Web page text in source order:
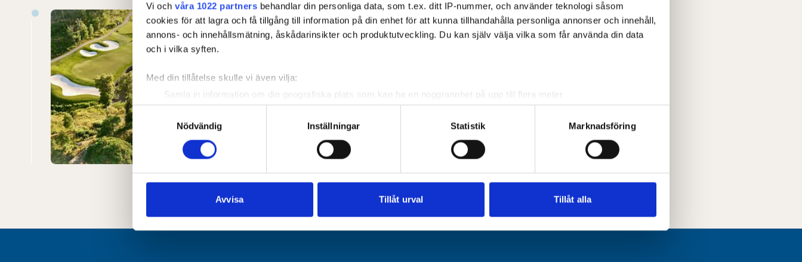
Vi och våra 1022 partners behandlar din personliga data, som t.ex. ditt IP-nummer, och använder teknologi såsom
cookies för att lagra och få tillgång till information på din enhet för att kunna tillhandahålla personliga annonser och innehåll,
annons- och innehållsmätning, åskådarinsikter och produktutveckling. Du kan själv välja vilka som får använda din data
och i vilka syften.
Med din tillåtelse skulle vi även vilja:
Samla in information om din geografiska plats som kan ha en noggrannhet på upp till flera meter
Identifiera din enhet genom att aktivt skanna den för specifika kännetecken (fingeravtryck)
Ta reda på mer om hur dina personliga uppgifter behandlas och ställ in dina preferenser i
detaljsektionen. Du kan ändra
eller dra tillbaka ditt samtycke när som helst från cookie-förklaringen.
sociala medier och analysera vår trafik. Vi vidarebefordrar även sådana identifierare och annan information från din enhet
till de sociala medier och annons- och analysföretag som vi samarbetar med. Dessa kan i sin tur kombinera informationen
Samtyckesval
Nödvändig
Inställningar Statistik Marknadsföring
Avvisa Tillåt urval Tillåt alla
The venue – Upsala Golf Club.
Sweden’s capital Stockholm. The golf club was founded in